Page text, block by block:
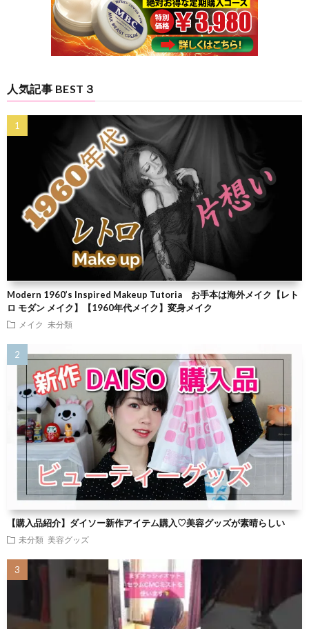
人気記事 BEST３
Modern 1960’s Inspired Makeup Tutoria お手本は海外メイク【レト
ロ モダン メイク】【1960年代メイク】変身メイク
メイク 未分類
【購入品紹介】ダイソー新作アイテム購入♡美容グッズが素晴らしい
未分類 美容グッズ